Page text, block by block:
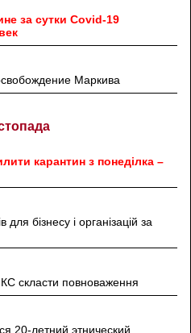
за сутки Covid-19
Маркива
карантин з понеділка –
бізнесу і організацій за
скласти повноваження
20-летний этнический